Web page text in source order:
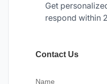
Get
respond within